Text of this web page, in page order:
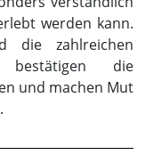
Land:
Vorstands
über
Landwirt 2026"